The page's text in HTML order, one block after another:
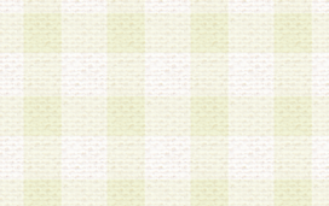
す。なお、これら事項以
かじめ会員の同意を得た
a.本サービスの実施または
b.本サービスに係る謝礼
c.会員からの電話、メー
d.その他これらに付随する